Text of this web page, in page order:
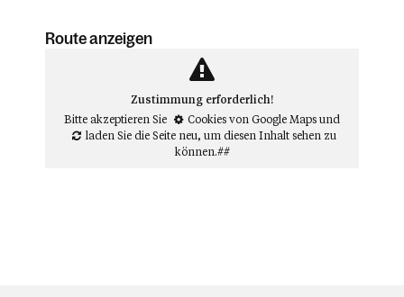
Route anzeigen
Zustimmung erforderlich!
Bitte akzeptieren Sie
Cookies von Google Mapsund
laden Sie die Seite neu, um diesen Inhalt sehen zu
können.##